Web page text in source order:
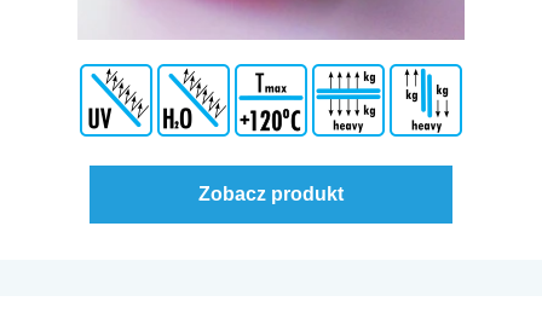
Zobacz produkt